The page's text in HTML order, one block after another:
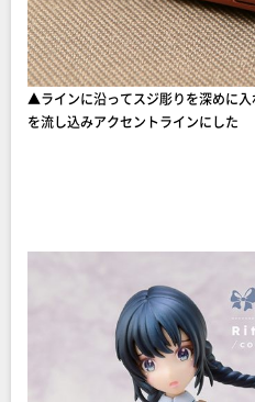
▲ラインに沿ってスジ彫りを深めに
を流し込みアクセントラインにした